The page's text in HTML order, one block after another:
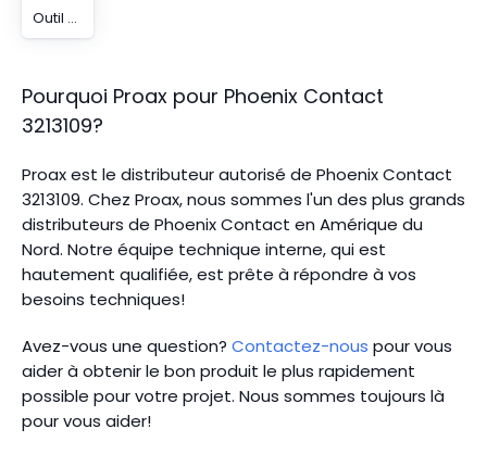
Outil de coupe, pour séparer les barres de pontage des ponts enfichables FBS ... et des ponts d'insertion EB ...
Pourquoi Proax pour Phoenix Contact
3213109?
Proax est le distributeur autorisé de Phoenix Contact
3213109. Chez Proax, nous sommes l'un des plus grands
distributeurs de Phoenix Contact en Amérique du
Nord. Notre équipe technique interne, qui est
hautement qualifiée, est prête à répondre à vos
besoins techniques!
Avez-vous une question? Contactez-nous pour vous
aider à obtenir le bon produit le plus rapidement
possible pour votre projet. Nous sommes toujours là
pour vous aider!